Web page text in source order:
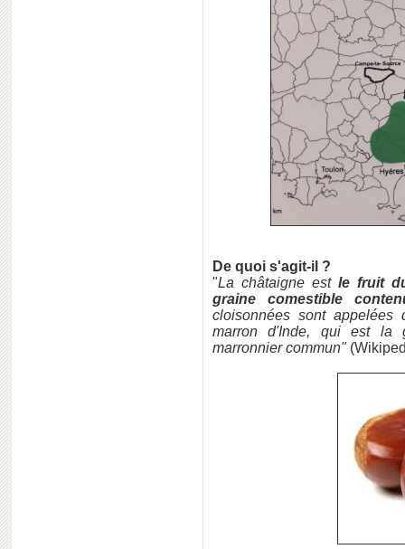
De quoi s'agit-il ?
"La châtaigne est le fruit
graine comestible
cloisonnées sont
marron d'Inde, qui est la
marronnier commun"